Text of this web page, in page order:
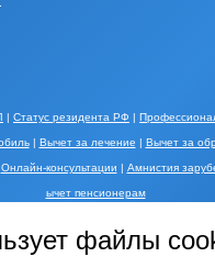
| Статус резидента РФ |
| Вычет за лечение | Вычет за
Онлайн-консультации | Амнистия
ычет пенсионерам
персональных данных и меры по их
данных Использование
файлы